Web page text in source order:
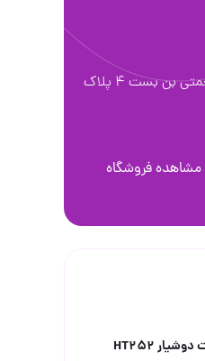
میدان حسن آباد کوچه نعمتی بن بست ۴ پلاک
مشاهده فروشگاه